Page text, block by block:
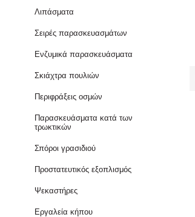
Λιπάσματα
Σειρές παρασκευασμάτων
Ενζυμικά παρασκευάσματα
Σκιάχτρα πουλιών
Περιφράξεις οσμών
Παρασκευάσματα κατά των
τρωκτικών
Σπόροι γρασιδιού
Προστατευτικός εξοπλισμός
Ψεκαστήρες
Εργαλεία κήπου